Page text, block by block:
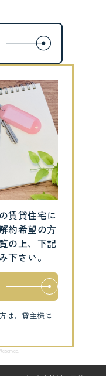
賃貸住宅に
約希望の⽅
の上、下記
下さい。
は、貸主様に